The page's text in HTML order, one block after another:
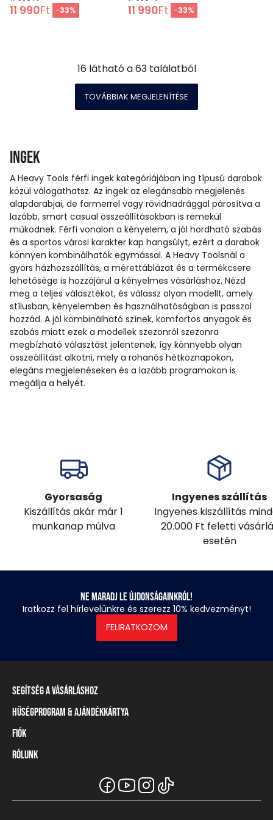
11 990Ft -33% 11 990Ft -33%
16 látható a63találatból
TOVÁBBIAK MEGJELENÍTÉSE
Ingek
A Heavy Tools férfi ingek kategóriájában ing típusú darabok
közül válogathatsz. Az ingek az elegánsabb megjelenés
alapdarabjai, de farmerrel vagy rövidnadrággal párosítva a
lazább, smart casual összeállításokban is remekül
működnek. Férfi vonalon a kényelem, a jól hordható szabás
és a sportos városi karakter kap hangsúlyt, ezért a darabok
könnyen kombinálhatók egymással. A Heavy Toolsnál a
gyors házhozszállítás, a mérettáblázat és a termékcsere
lehetősége is hozzájárul a kényelmes vásárláshoz. Nézd
meg a teljes választékot, és válassz olyan modellt, amely
stílusban, kényelemben és használhatóságban is passzol
hozzád. A jól kombinálható színek, komfortos anyagok és
szabás miatt ezek a modellek szezonról szezonra
megbízható választást jelentenek, így könnyebb olyan
összeállítást alkotni, mely a rohanós hétköznapokon,
elegáns megjelenéseken és a lazább programokon is
megállja a helyét.
Gyorsaság
Kiszállítás akár már 1
munkanap múlva
Ingyenes szállítás
Ingyenes kiszállítás
20.000 Ft feletti
esetén
Ne maradj le újdonságainkról!
Iratkozz fel hírlevelünkre és szerezz 10% kedvezményt!
FELIRATKOZOM
Segítség a vásárláshoz
Szállítási információ
Fizetési módok
Mérettáblázat
Üzleteink és viszonteladók
Gyakori kérdések (GYIK)
Hűségprogram & Ajándékkártya
Törzsvásárlói program
Ajándékkártya
Fiók
Belépés / Regisztráció
Rólunk
A Heavy Tools márka
Viszonteladói információ